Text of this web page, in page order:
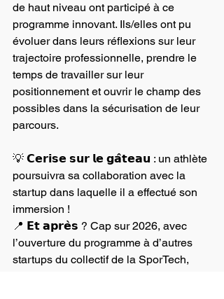
de haut niveau ont participé à ce
programme innovant. Ils/elles ont pu
évoluer dans leurs réflexions sur leur
trajectoire professionnelle, prendre le
temps de travailler sur leur
positionnement et ouvrir le champ des
possibles dans la sécurisation de leur
parcours.
💡 𝗖𝗲𝗿𝗶𝘀𝗲 𝘀𝘂𝗿 𝗹𝗲 𝗴𝗮̂𝘁𝗲𝗮𝘂 : un athlète
poursuivra sa collaboration avec la
startup dans laquelle il a effectué son
immersion !
📍 𝗘𝘁 𝗮𝗽𝗿𝗲̀𝘀 ? Cap sur 2026, avec
l’ouverture du programme à d’autres
startups du collectif de la SporTech,